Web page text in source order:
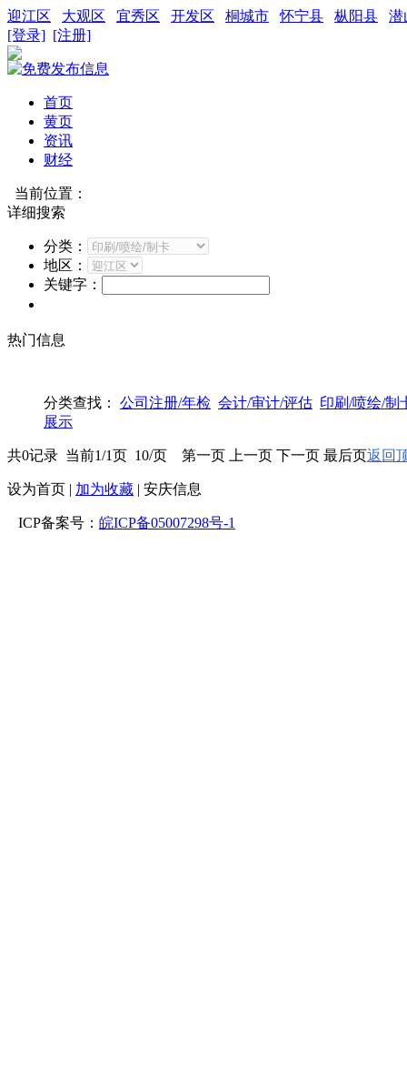
迎江区 大观区 宜秀区 开发区 桐城市 怀宁县 枞阳县
潜
[登录] [注册]
首页
黄页
资讯
财经
当前位置：
详细搜索
分类：
地区：
关键字：
热门信息
分类查找： 公司注册/年检 会计/审计/评估 印刷/喷绘/制
展示
返回
共0记录 当前1/1页 10/页 第一页 上一页 下一页 最后页
设为首页 | 加为收藏 | 安庆信息
ICP备案号： 皖ICP备05007298号-1